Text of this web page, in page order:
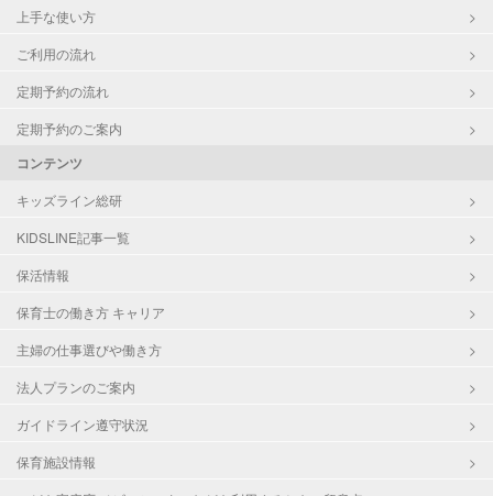
上手な使い方
ご利用の流れ
定期予約の流れ
定期予約のご案内
コンテンツ
キッズライン総研
KIDSLINE記事一覧
保活情報
保育士の働き方 キャリア
主婦の仕事選びや働き方
法人プランのご案内
ガイドライン遵守状況
保育施設情報